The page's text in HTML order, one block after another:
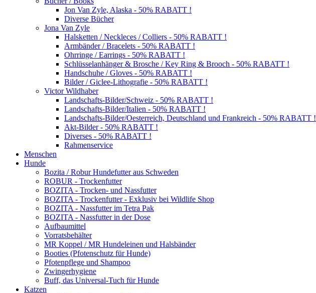
Jon Van Zyle, Alaska - 50% RABATT !
Diverse Bücher
Jona Van Zyle
Halsketten / Neckleces / Colliers - 50% RABATT !
Armbänder / Bracelets - 50% RABATT !
Ohrringe / Earrings - 50% RABATT !
Schlüsselanhänger & Brosche / Key Ring & Brooch - 50% RABATT !
Handschuhe / Gloves - 50% RABATT !
Bilder / Giclee-Lithografie - 50% RABATT !
Victor Wildhaber
Landschafts-Bilder/Schweiz - 50% RABATT !
Landschafts-Bilder/Italien - 50% RABATT !
Landschafts-Bilder/Oesterreich, Deutschland und Frankreich - 50% RABATT !
Akt-Bilder - 50% RABATT !
Diverses - 50% RABATT !
Rahmenservice
Menschen
Hunde
Bozita / Robur Hundefutter aus Schweden
ROBUR - Trockenfutter
BOZITA - Trocken- und Nassfutter
BOZITA - Trockenfutter - Exklusiv bei Wildlife Shop
BOZITA - Nassfutter im Tetra Pak
BOZITA - Nassfutter in der Dose
Aufbaumittel
Vorratsbehälter
MR Koppel / MR Hundeleinen und Halsbänder
Booties (Pfotenschutz für Hunde)
Pfotenpflege und Shampoo
Zwingerhygiene
Buff, das Universal-Tuch für Hunde
Katzen